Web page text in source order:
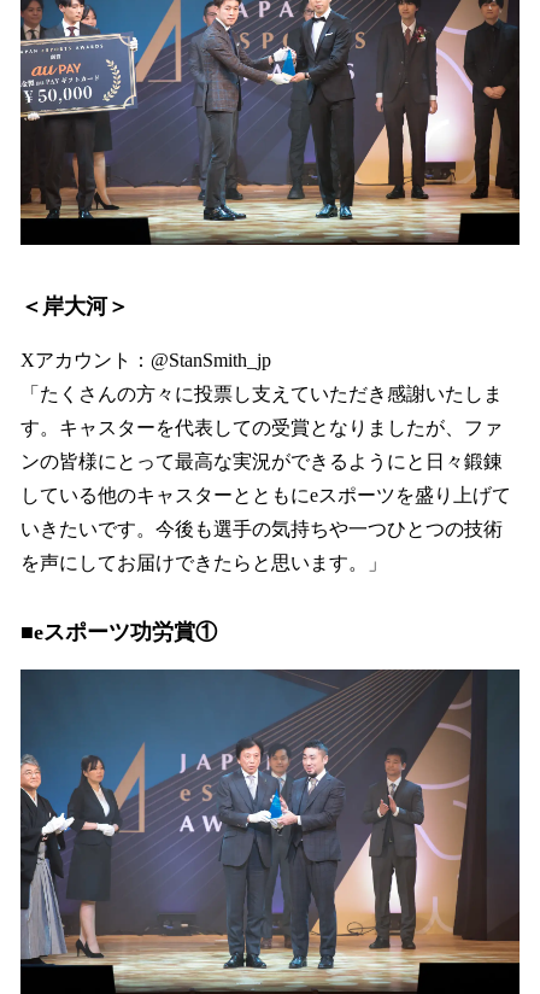
＜岸大河＞
Xアカウント：@StanSmith_jp
「たくさんの方々に投票し支えていただき感謝いたしま
す。キャスターを代表しての受賞となりましたが、ファ
ンの皆様にとって最高な実況ができるようにと日々鍛錬
している他のキャスターとともにeスポーツを盛り上げて
いきたいです。今後も選手の気持ちや一つひとつの技術
を声にしてお届けできたらと思います。」
■eスポーツ功労賞①